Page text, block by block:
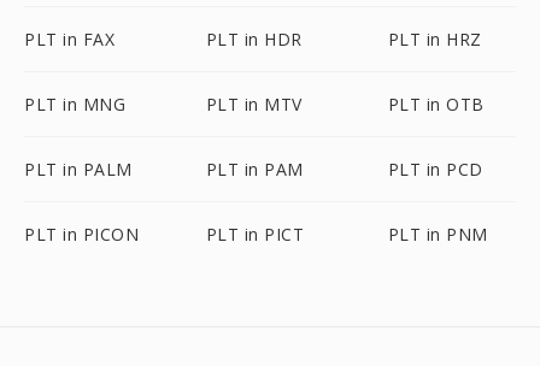
PLT in FAX PLT in HDR PLT in HRZ
PLT in MNG PLT in MTV PLT in OTB
PLT in PALM PLT in PAM PLT in PCD
PLT in PICON PLT in PICT PLT in PNM